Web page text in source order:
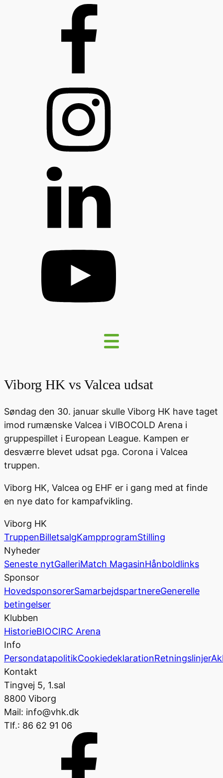
Viborg HK vs Valcea udsat
Søndag den 30. januar skulle Viborg HK have taget
imod rumænske Valcea i VIBOCOLD Arena i
gruppespillet i European League. Kampen er
desværre blevet udsat pga. Corona i Valcea
truppen.
Viborg HK, Valcea og EHF er i gang med at finde
en nye dato for kampafvikling.
Viborg HK
TruppenBilletsalgKampprogramStilling
Nyheder
Seneste nytGalleriMatch MagasinHånboldlinks
Sponsor
HovedsponsorerSamarbejdspartnereGenerelle
betingelser
Klubben
HistorieBIOCIRC Arena
Info
PersondatapolitikCookiedeklarationRetningslinjer
Kontakt
Tingvej 5, 1.sal
8800 Viborg
Mail: info@vhk.dk
Tlf.: 86 62 91 06